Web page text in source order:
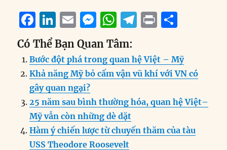
F
a
c
e
b
o
o
k
Li
n
k
e
d
I
n
E
m
ai
l
M
ss
e
n
g
er
W
h
at
s
A
p
p
T
e
g
r
a
P
n
t
a
re
Có Thể Bạn Quan Tâm:
Bước đột phá trong quan hệ Việt – Mỹ
Khả năng Mỹ bỏ cấm vận vũ khí với VN có
gây quan ngại?
25 năm sau bình thường hóa, quan hệ Việt–
Mỹ vẫn còn những dè dặt
Hàm ý chiến lược từ chuyến thăm của tàu
USS Theodore Roosevelt